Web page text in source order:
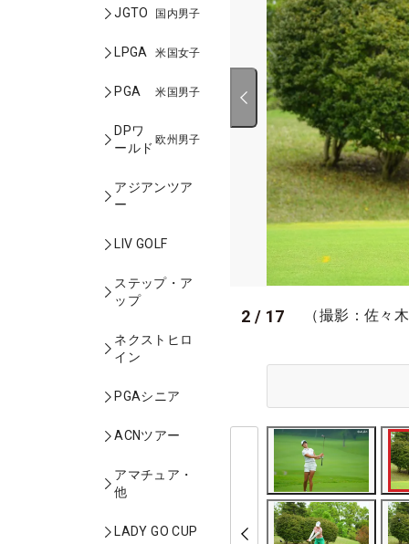
JGTO 国内男子
LPGA 米国女子
PGA 米国男子
DPワ
ールド
欧州男子
アジアンツア
ー
LIV GOLF
ステップ・ア
ップ
ネクストヒロ
イン
PGAシニア
ACNツアー
アマチュア・
他
LADY GO CUP
2 / 17 （撮影：佐々